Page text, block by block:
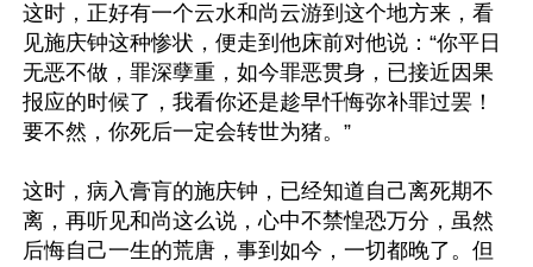
这时，正好有一个云水和尚云游到这个地方来，看
见施庆钟这种惨状，便走到他床前对他说：“你平日
无恶不做，罪深孽重，如今罪恶贯身，已接近因果
报应的时候了，我看你还是趁早忏悔弥补罪过罢！
要不然，你死后一定会转世为猪。”
这时，病入膏肓的施庆钟，已经知道自己离死期不
离，再听见和尚这么说，心中不禁惶恐万分，虽然
后悔自己一生的荒唐，事到如今，一切都晚了。但